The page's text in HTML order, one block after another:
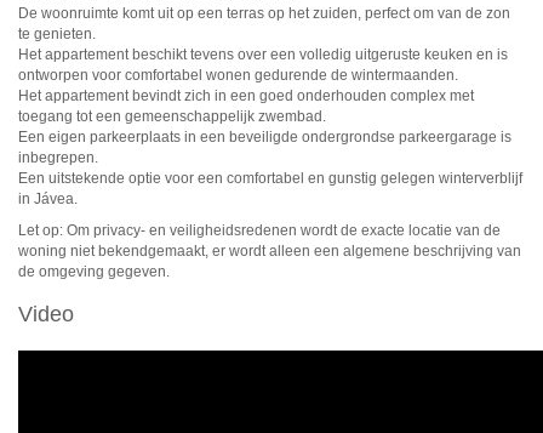
De woonruimte komt uit op een terras op het zuiden, perfect om van de zon
te genieten.
Het appartement beschikt tevens over een volledig uitgeruste keuken en is
ontworpen voor comfortabel wonen gedurende de wintermaanden.
Het appartement bevindt zich in een goed onderhouden complex met
toegang tot een gemeenschappelijk zwembad.
Een eigen parkeerplaats in een beveiligde ondergrondse parkeergarage is
inbegrepen.
Een uitstekende optie voor een comfortabel en gunstig gelegen winterverblijf
in Jávea.
Let op: Om privacy- en veiligheidsredenen wordt de exacte locatie van de
woning niet bekendgemaakt, er wordt alleen een algemene beschrijving van
de omgeving gegeven.
Video